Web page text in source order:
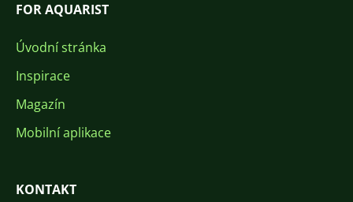
FOR AQUARIST
Úvodní stránka
Inspirace
Magazín
Mobilní aplikace
KONTAKT